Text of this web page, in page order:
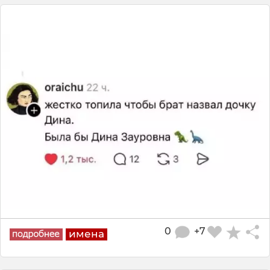
имена +7
0